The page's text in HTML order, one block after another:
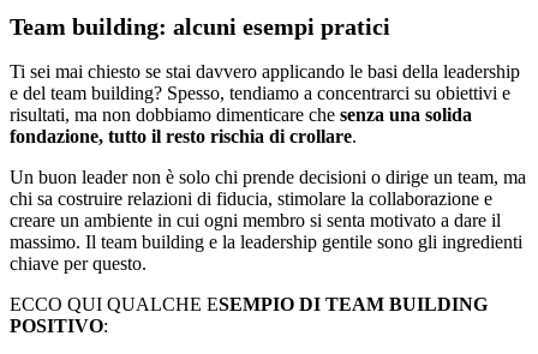
Team building: alcuni esempi pratici
Ti sei mai chiesto se stai davvero applicando le basi della leadership
e del team building? Spesso, tendiamo a concentrarci su obiettivi e
risultati, ma non dobbiamo dimenticare che senza una solida
fondazione, tutto il resto rischia di crollare.
Un buon leader non è solo chi prende decisioni o dirige un team, ma
chi sa costruire relazioni di fiducia, stimolare la collaborazione e
creare un ambiente in cui ogni membro si senta motivato a dare il
massimo. Il team building e la leadership gentile sono gli ingredienti
chiave per questo.
ECCO QUI QUALCHE ESEMPIO DI TEAM BUILDING
POSITIVO: